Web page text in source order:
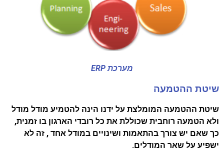
מערכת ERP
שיטת ההטמעה
שיטת ההטמעה המומלצת על ידנו הינה להטמיע מודל מודל
ולא הטמעה רוחבית שכוללת את כל רובדי הארגון בו זמנית,
כך שאם יש צורך בהתאמות ושינויים במודל אחד , זה לא
ישפיע על שאר המודלים.